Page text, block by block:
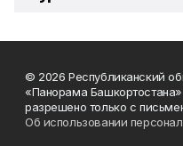
© 2026 Республиканский
«Панорама
разрешено только с
Об использовании